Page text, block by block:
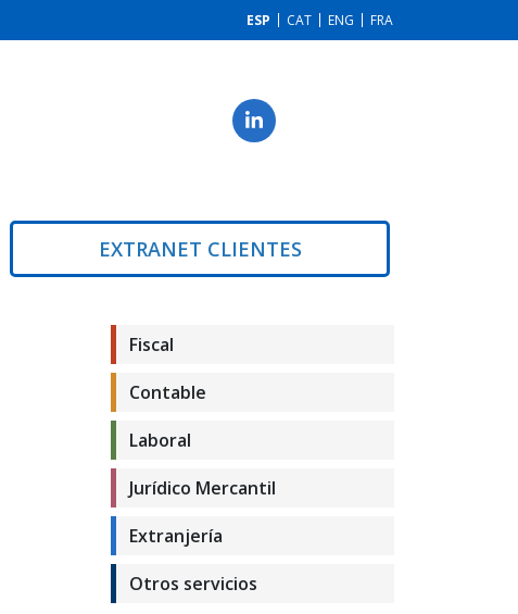
ESP CAT ENG FRA
EXTRANET CLIENTES
Fiscal
Contable
Laboral
Jurídico Mercantil
Extranjería
Otros servicios